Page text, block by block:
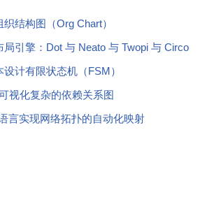
结构图（Org Chart）
引擎：Dot 与 Neato 与 Twopi 与 Circo
计有限状态机（FSM）
视化复杂的依赖关系图
言实现网络拓扑的自动化映射